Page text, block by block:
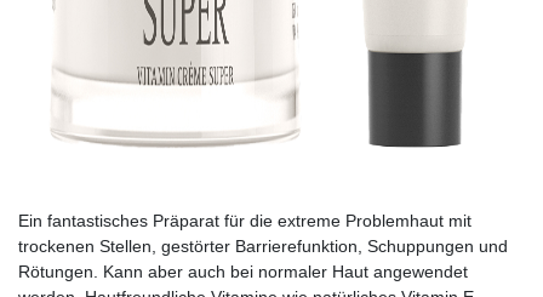
Ein fantastisches Präparat für die extreme Problemhaut mit
trockenen Stellen, gestörter Barrierefunktion, Schuppungen und
Rötungen. Kann aber auch bei normaler Haut angewendet